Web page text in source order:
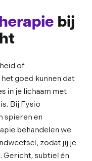
bij
of
goed kunnen dat
in je lichaam met
Bij Fysio
spieren en
behandelen we
zodat jij je
Gericht, subtiel én